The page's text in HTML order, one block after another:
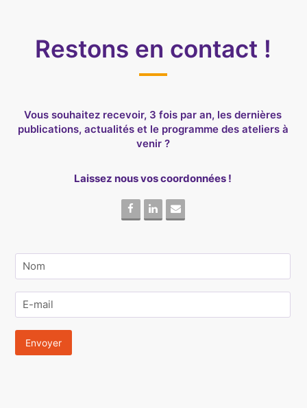
Restons en contact !
Vous souhaitez recevoir, 3 fois par an, les dernières
publications, actualités et le programme des ateliers à
venir ?
Laissez nous vos coordonnées !
Facebook
Linkedin
Email